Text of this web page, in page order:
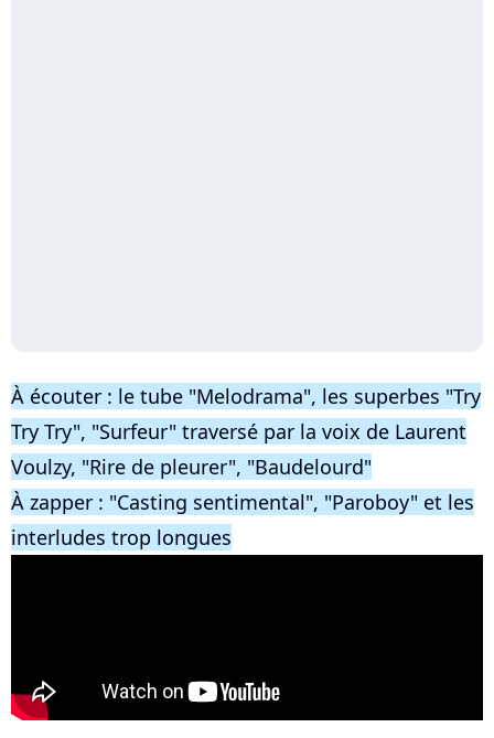
À écouter : le tube "Melodrama", les superbes "Try
Try Try", "Surfeur" traversé par la voix de Laurent
Voulzy, "Rire de pleurer", "Baudelourd"
À zapper : "Casting sentimental", "Paroboy" et les
interludes trop longues